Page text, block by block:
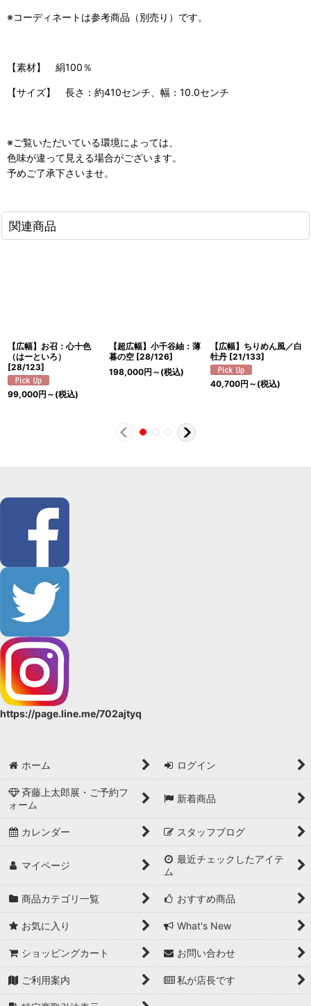
※コーディネートは参考商品（別売り）です。
【素材】 絹100％
【サイズ】 長さ：約410センチ、幅：10.0センチ
※ご覧いただいている環境によっては、
色味が違って見える場合がございます。
予めご了承下さいませ。
関連商品
【広幅】お召：心十色
（はーといろ）
[28/123]
99,000円 ～ (税込)
【超広幅】小千谷紬：薄
暮の空 [28/126]
198,000円 ～ (税込)
【広幅】ちりめん風／白
牡丹 [21/133]
40,700円 ～ (税込)
https://page.line.me/702ajtyq
ホーム ログイン
斉藤上太郎展・ご予約フ
ォーム
新着商品
カレンダー スタッフブログ
マイページ
最近チェックしたアイテ
ム
商品カテゴリ一覧 おすすめ商品
お気に入り What's New
ショッピングカート お問い合わせ
ご利用案内 私が店長です